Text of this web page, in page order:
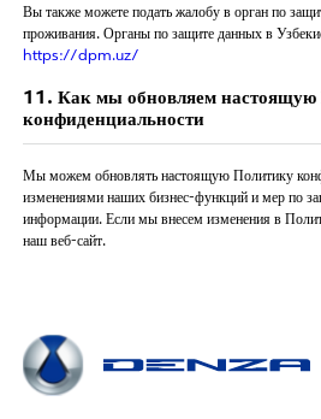
Вы также можете подать жалобу в орган по
проживания. Органы по защите данных в
https://dpm.uz/
11. Как мы обновляем настоящую
конфиденциальности
Мы можем обновлять настоящую Политику
изменениями наших бизнес-функций и мер по
информации. Если мы внесем изменения в
наш веб-сайт.